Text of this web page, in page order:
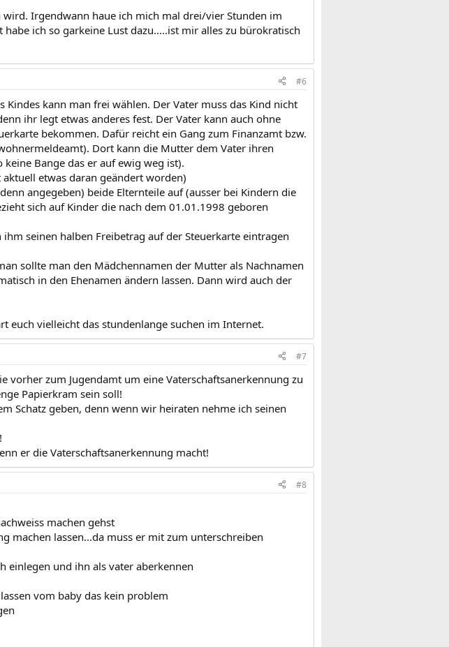
Irgendwann haue ich mich mal drei/vier Stunden im
ich so garkeine Lust dazu.....ist mir alles zu bürokratisch
#6
Kindes kann man frei wählen. Der Vater muss das Kind nicht
ihr legt etwas anderes fest. Der Vater kann auch ohne
bekommen. Dafür reicht ein Gang zum Finanzamt bzw.
Dort kann die Mutter dem Vater ihren
Bange das er auf ewig weg ist).
aktuell etwas daran geändert worden)
angegeben) beide Elternteile auf (ausser bei Kindern die
sich auf Kinder die nach dem 01.01.1998 geboren
seinen halben Freibetrag auf der Steuerkarte eintragen
sollte man den Mädchennamen der Mutter als Nachnamen
in den Ehenamen ändern lassen. Dann wird auch der
euch vielleicht das stundenlange suchen im Internet.
#7
vorher zum Jugendamt um eine Vaterschaftsanerkennung zu
Papierkram sein soll!
Schatz geben, denn wenn wir heiraten nehme ich seinen
er die Vaterschaftsanerkennung macht!
#8
machen gehst
machen lassen...da muss er mit zum unterschreiben
einlegen und ihn als vater aberkennen
vom baby das kein problem